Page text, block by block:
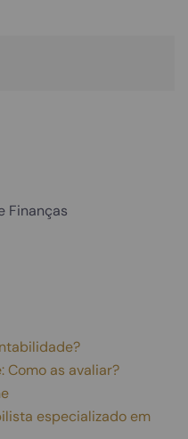
Finanças
Como as avaliar?
especializado em